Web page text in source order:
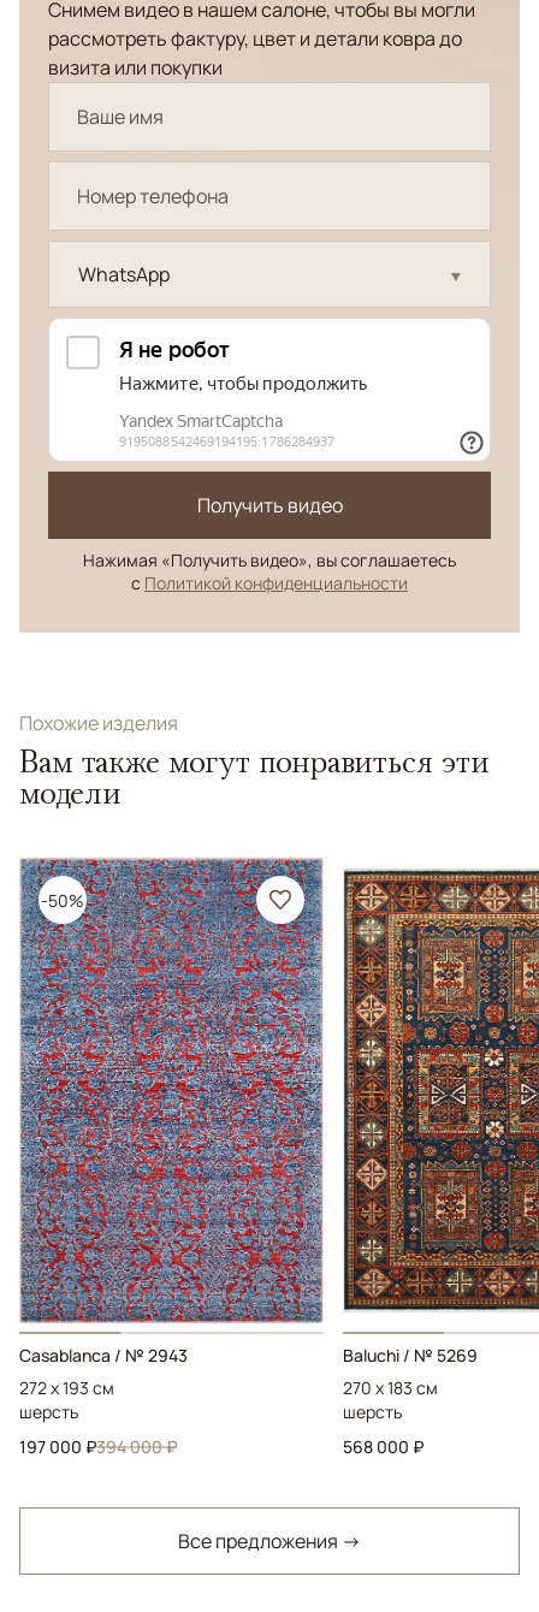
Снимем видео в нашем салоне, чтобы вы могли
рассмотреть фактуру, цвет и детали ковра до
визита или покупки
WhatsApp
Получить видео
Нажимая «Получить видео», вы соглашаетесь
с Политикой конфиденциальности
Похожие изделия
Вам также могут понравиться эти
модели
-50%
Casablanca / № 2943
272 x 193 см
шерсть
197 000 ₽394 000 ₽
Baluchi / № 5269
270 x 183 см
шерсть
568 000 ₽
Все предложения →